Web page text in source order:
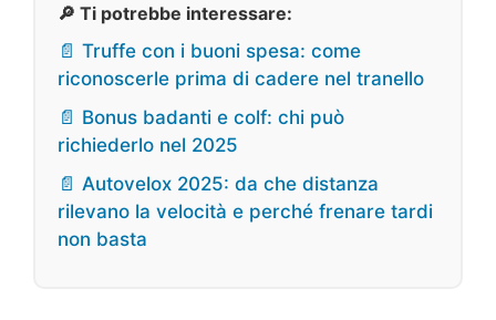
🔎 Ti potrebbe interessare:
📄 Truffe con i buoni spesa: come
riconoscerle prima di cadere nel tranello
📄 Bonus badanti e colf: chi può
richiederlo nel 2025
📄 Autovelox 2025: da che distanza
rilevano la velocità e perché frenare tardi
non basta